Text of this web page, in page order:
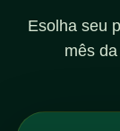
Esolha seu
mês